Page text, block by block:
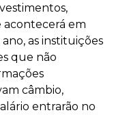
acontecerá em
as instituições
que não
câmbio,
entrarão no